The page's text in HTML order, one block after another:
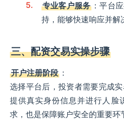
专业客户服务 ：平台
持，能够快速响应并解
三、配资交易实操步骤
开户注册阶段 ：
选择平台后，投资者需要完成
提供真实身份信息并进行人脸
求，也是保障账户安全的重要环